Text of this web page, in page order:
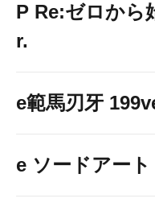
P Re:ゼロから
r.
e範馬刃牙
e ソードアー